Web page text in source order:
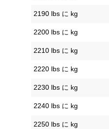
2190 lbs に kg
2200 lbs に kg
2210 lbs に kg
2220 lbs に kg
2230 lbs に kg
2240 lbs に kg
2250 lbs に kg